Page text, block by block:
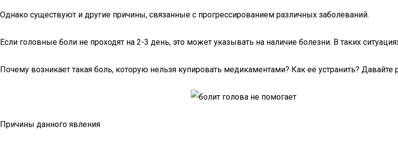
Однако существуют и другие причины, связанные с прогрессированием различных заболеваний.
Если головные боли не проходят на 2-3 день, это может указывать на наличие болезни. В таких
Почему возникает такая боль, которую нельзя купировать медикаментами? Как её устранить? Давайте
Причины данного явления